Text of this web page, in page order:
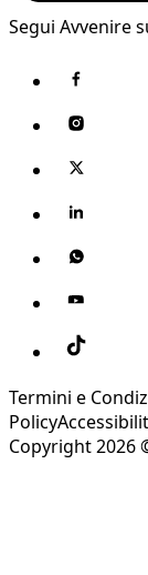
Segui Avvenire
Termini e
Policy
Copyright 2026